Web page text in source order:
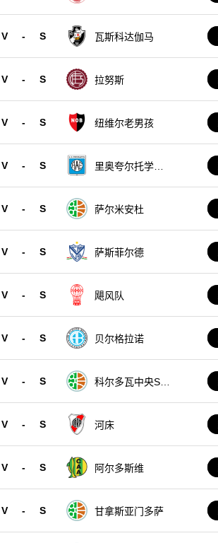
V - S 瓦斯科达伽马
V - S 拉努斯
V - S 纽维尔老男孩
V - S
里奥夸尔托学生
V - S 萨尔米安杜
V - S 萨斯菲尔德
V - S 飓风队
V - S 贝尔格拉诺
V - S
科尔多瓦中央SD
V - S 河床
V - S 阿尔多斯维
V - S 甘拿斯亚门多萨